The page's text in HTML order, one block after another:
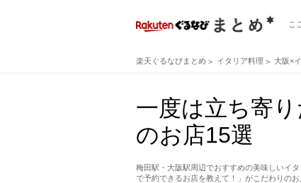
こ
楽天ぐるなびまとめ イタリア料理 大阪×
一度は立ち寄
のお店15選
梅田駅・大阪駅周辺でおすすめの美味しいイ
で予約できるお店を教えて！」がこだわりの